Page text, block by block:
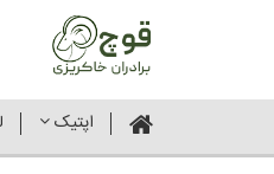
اپتیک